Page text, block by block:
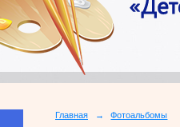
Главная → Фотоальбомы